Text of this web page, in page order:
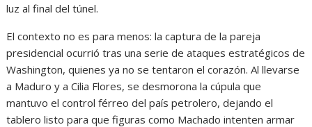
luz al final del túnel.
El contexto no es para menos: la captura de la pareja
presidencial ocurrió tras una serie de ataques estratégicos de
Washington, quienes ya no se tentaron el corazón. Al llevarse
a Maduro y a Cilia Flores, se desmorona la cúpula que
mantuvo el control férreo del país petrolero, dejando el
tablero listo para que figuras como Machado intenten armar